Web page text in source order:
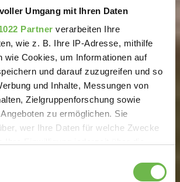
Umgang mit Ihren Daten
Partner verarbeiten Ihre
wie z. B. Ihre IP-Adresse, mithilfe
wie Cookies, um Informationen auf
und darauf zuzugreifen und so
und Inhalte, Messungen von
Zielgruppenforschung sowie
zu ermöglichen. Sie
wer Ihre Daten für welche Zwecke
oder widerrufen